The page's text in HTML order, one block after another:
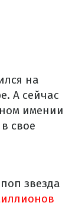
на
А сейчас
имении
свое
звезда